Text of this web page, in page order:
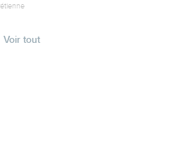
Voir tout